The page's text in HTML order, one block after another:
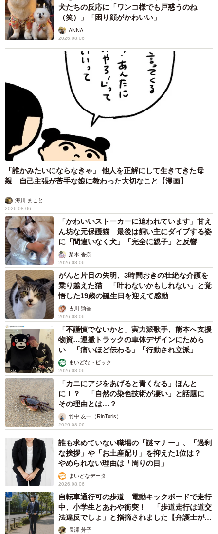
犬たちの反応に「ワンコ様でも戸惑うのね
（笑）」「困り顔がかわいい」
ANNA
2026.08.06
「誰かみたいにならなきゃ」 他人を正解にして生きてきた母
親 自己主張が苦手な娘に教わった大切なこと【漫画】
海川 まこと
2026.08.06
「かわいいストーカーに追われています」甘え
ん坊な元保護猫 最後は飼い主にダイブする姿
に「間違いなく犬」「完全に親子」と反響
梨木 香奈
2026.08.06
がんと片目の失明、3時間おきの壮絶な介護を
乗り越えた猫 「叶わないかもしれない」と覚
悟した19歳の誕生日を迎えて感動
古川 諭香
2026.08.06
「不謹慎でないかと」実力派歌手、熊本へ支援
物資…運搬トラックの車体デザインにためら
い 「痛いほど伝わる」「行動され立派」
まいどなトピック
2026.08.06
「カニにアジをあげると青くなる」ほんと
に！？ 「自然の染色技術が凄い」と話題に
その理由とは…？
竹中 友一（RinToris）
2026.08.06
誰も求めていない職場の「謎マナー」、「過剰
な挨拶」や「お土産配り」を抑えた1位は？
やめられない理由は「周りの目」
まいどなデータ
2026.08.06
自転車通行可の歩道 電動キックボードで走行
中、小学生とあわや衝突！ 「歩道走行は道交
法違反でしょ」と指摘されました【弁護士が解
説】長澤 芳子